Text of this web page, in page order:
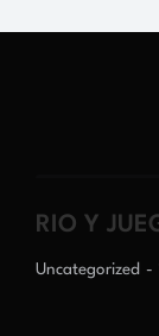
RIO Y
Uncategorized